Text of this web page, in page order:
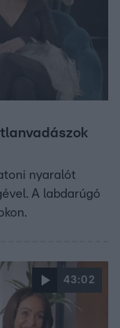
nyaralót
A labdarúgó
43:02